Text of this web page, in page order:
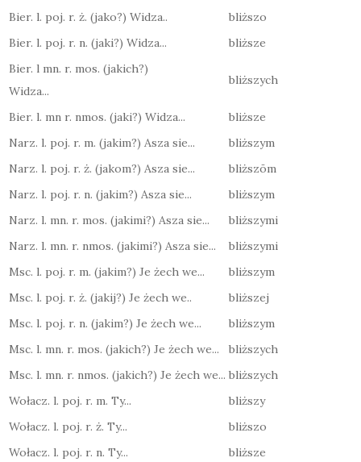
Bier. l. poj. r. ż. (jako?) Widza..
bliższo
Bier. l. poj. r. n. (jaki?) Widza...
bliższe
Bier. l mn. r. mos. (jakich?)
Widza...
bliższych
Bier. l. mn r. nmos. (jaki?) Widza...
bliższe
Narz. l. poj. r. m. (jakim?) Asza sie...
bliższym
Narz. l. poj. r. ż. (jakom?) Asza sie...
bliższōm
Narz. l. poj. r. n. (jakim?) Asza sie...
bliższym
Narz. l. mn. r. mos. (jakimi?) Asza sie...
bliższymi
Narz. l. mn. r. nmos. (jakimi?) Asza sie...
bliższymi
Msc. l. poj. r. m. (jakim?) Je żech we...
bliższym
Msc. l. poj. r. ż. (jakij?) Je żech we..
bliższej
Msc. l. poj. r. n. (jakim?) Je żech we...
bliższym
Msc. l. mn. r. mos. (jakich?) Je żech we...
bliższych
Msc. l. mn. r. nmos. (jakich?) Je żech we... bliższych
Wołacz. l. poj. r. m. Ty...
bliższy
Wołacz. l. poj. r. ż. Ty...
bliższo
Wołacz. l. poj. r. n. Ty...
bliższe